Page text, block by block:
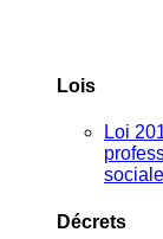
Lois
Loi
Décrets